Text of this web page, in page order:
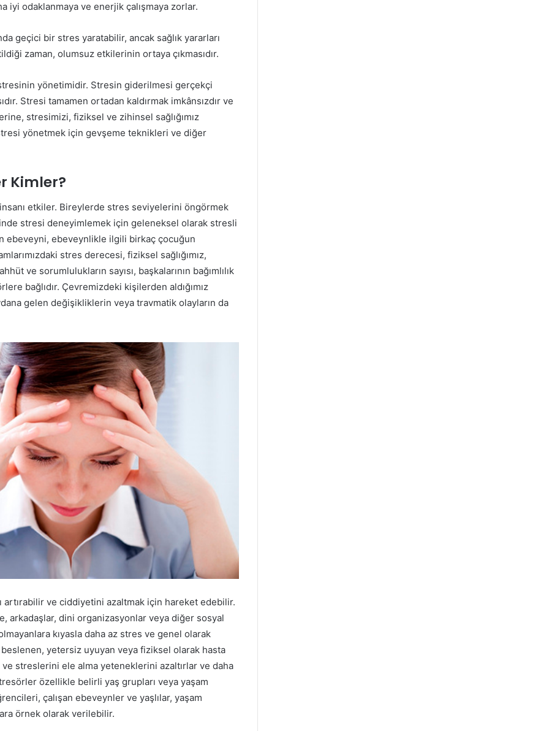
iyi odaklanmaya ve enerjik çalışmaya zorlar.
geçici bir stres yaratabilir, ancak sağlık yararları
zaman, olumsuz etkilerinin ortaya çıkmasıdır.
yönetimidir. Stresin giderilmesi gerçekçi
Stresi tamamen ortadan kaldırmak imkânsızdır ve
stresimizi, fiziksel ve zihinsel sağlığımız
yönetmek için gevşeme teknikleri ve diğer
Kimler?
etkiler. Bireylerde stres seviyelerini öngörmek
stresi deneyimlemek için geleneksel olarak stresli
ebeveyni, ebeveynlikle ilgili birkaç çocuğun
stres derecesi, fiziksel sağlığımız,
ve sorumlulukların sayısı, başkalarının bağımlılık
bağlıdır. Çevremizdeki kişilerden aldığımız
gelen değişikliklerin veya travmatik olayların da
artırabilir ve ciddiyetini azaltmak için hareket edebilir.
arkadaşlar, dini organizasyonlar veya diğer sosyal
kıyasla daha az stres ve genel olarak
yetersiz uyuyan veya fiziksel olarak hasta
ve streslerini ele alma yeteneklerini azaltırlar ve daha
özellikle belirli yaş grupları veya yaşam
çalışan ebeveynler ve yaşlılar, yaşam
örnek olarak verilebilir.